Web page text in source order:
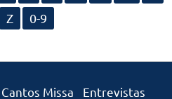
Z 0-9
Cantos Missa Entrevistas